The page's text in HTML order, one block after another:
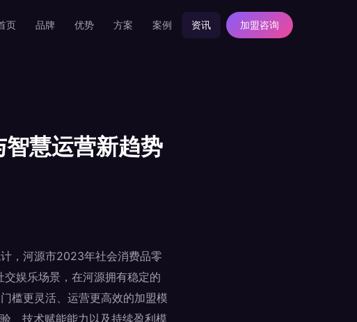
页 品牌 优势 方案 案例 资讯 加盟咨询
慧运营新趋势
，河源市2023年社会消费品零
娱乐场景，在河源拥有稳定的
槛更灵活、运营更高效的加盟模
、技术赋能能力以及持续盈利模